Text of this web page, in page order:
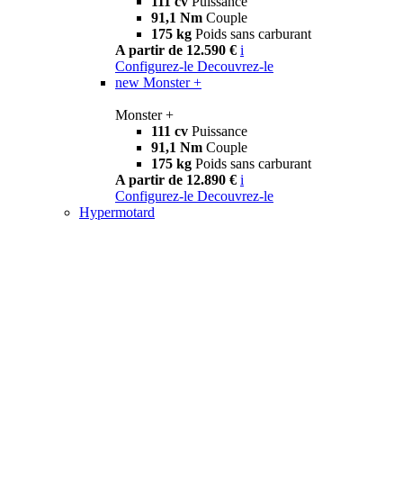
91,1 Nm Couple
175 kg Poids sans carburant
A partir de 12.590 € i
Configurez-le Decouvrez-le
new Monster +
Monster +
111 cv Puissance
91,1 Nm Couple
175 kg Poids sans carburant
A partir de 12.890 € i
Configurez-le Decouvrez-le
Hypermotard